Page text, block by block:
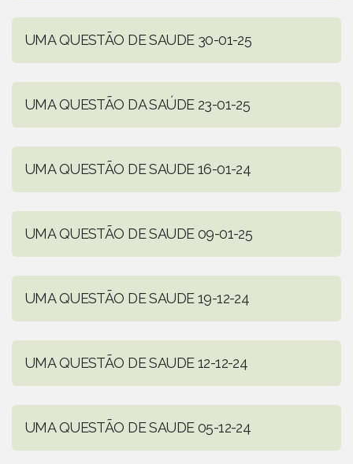
UMA QUESTÃO DE SAUDE 30-01-25
UMA QUESTÃO DA SAÚDE 23-01-25
UMA QUESTÃO DE SAUDE 16-01-24
UMA QUESTÃO DE SAUDE 09-01-25
UMA QUESTÃO DE SAUDE 19-12-24
UMA QUESTÃO DE SAUDE 12-12-24
UMA QUESTÃO DE SAUDE 05-12-24